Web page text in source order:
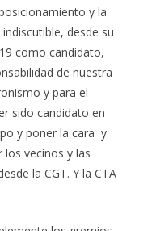
y la
desde su
como candidato,
de nuestra
y para el
sido candidato en
y poner la cara y
vecinos y las
la CGT. Y la CTA